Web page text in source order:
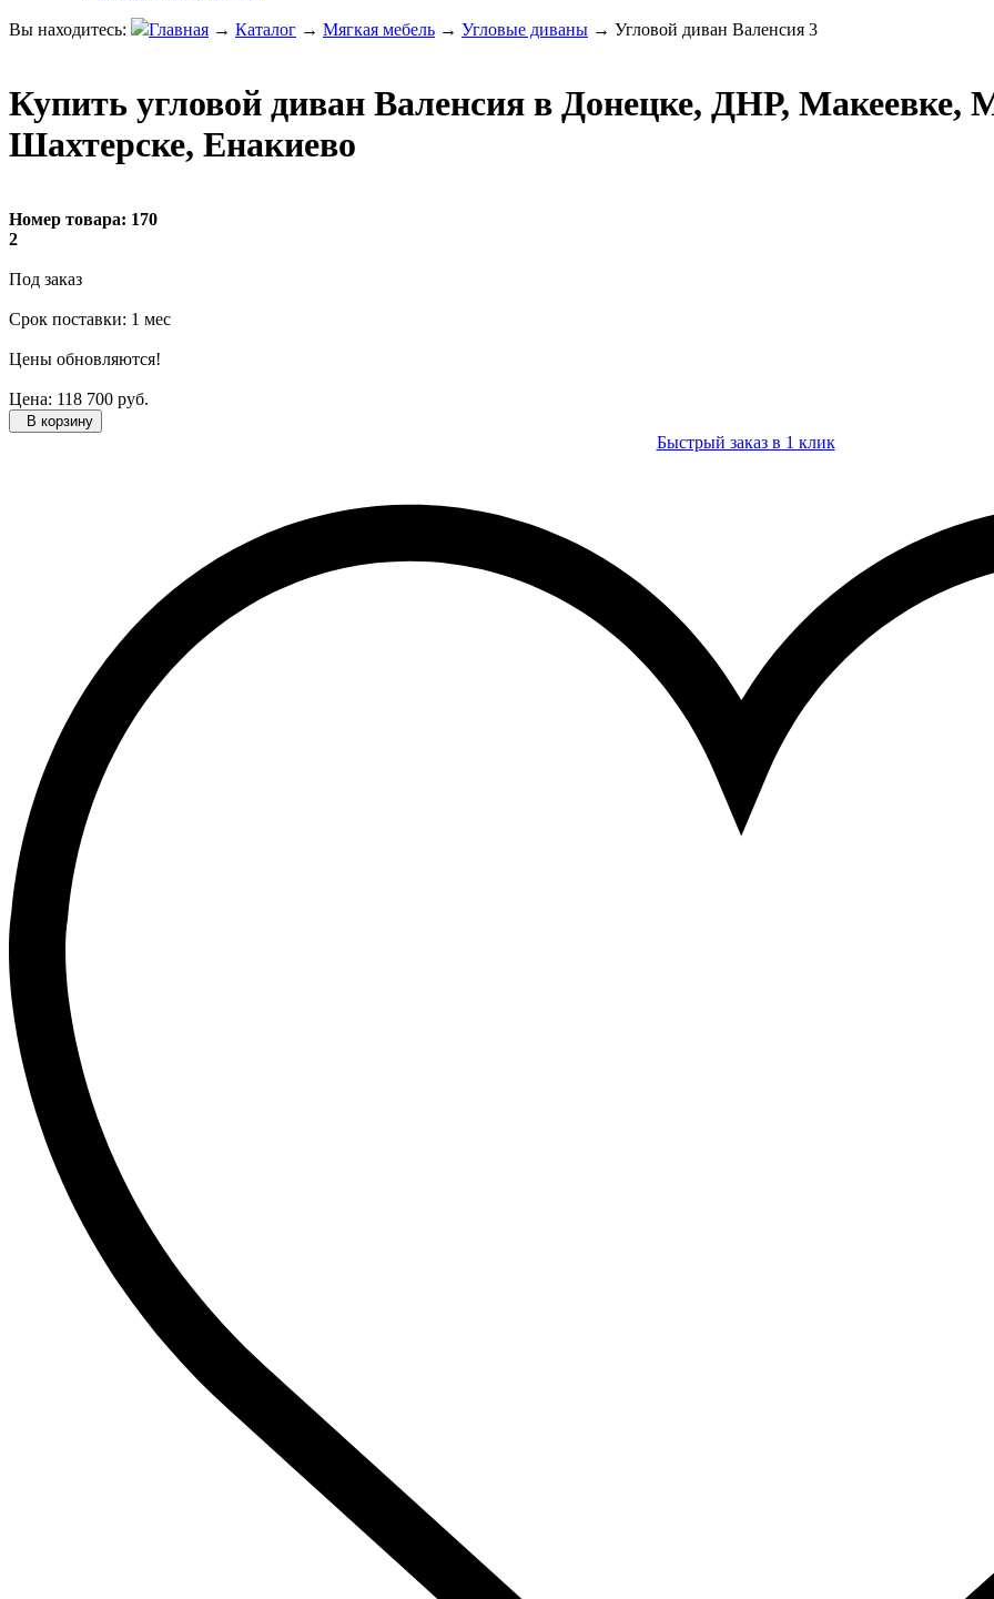
Вы находитесь: Главная → Каталог → Мягкая мебель → Угловые диваны → Угловой диван Валенсия 3
Купить угловой диван Валенсия в Донецке, ДНР, Макеевке,
Шахтерске, Енакиево
Номер товара: 170
2
Под заказ
Cрок поставки: 1 мес
Цены обновляются!
Цена: 118 700 руб.
В корзину
Быстрый заказ в 1 клик